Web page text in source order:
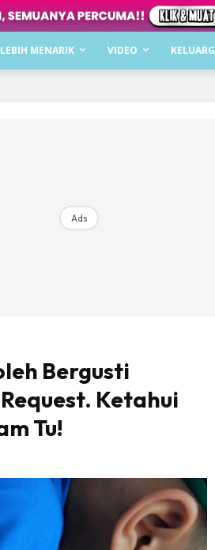
LEBIH MENARIK VIDEO
Ads
Bergusti
Ketahui
Tu!